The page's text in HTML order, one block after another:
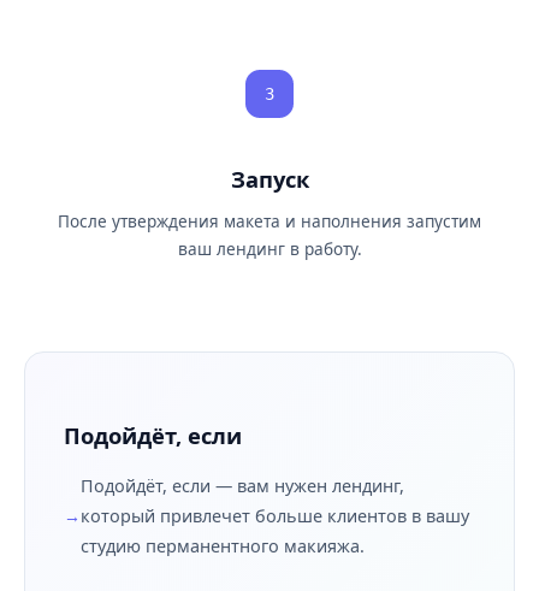
3
Запуск
После утверждения макета и наполнения запустим
ваш лендинг в работу.
Подойдёт, если
Подойдёт, если — вам нужен лендинг,
который привлечет больше клиентов в вашу
студию перманентного макияжа.